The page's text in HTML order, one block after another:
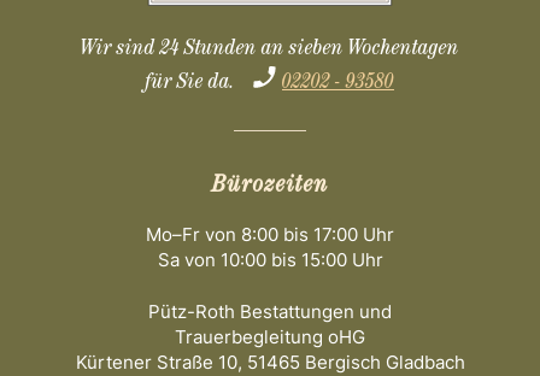
Wir sind 24 Stunden an sieben Wochentagen
für Sie da.
02202 - 93580
Bürozeiten
Mo–Fr von 8:00 bis 17:00 Uhr
Sa von 10:00 bis 15:00 Uhr
Pütz-Roth Bestattungen und
Trauerbegleitung oHG
Kürtener Straße 10, 51465 Bergisch Gladbach